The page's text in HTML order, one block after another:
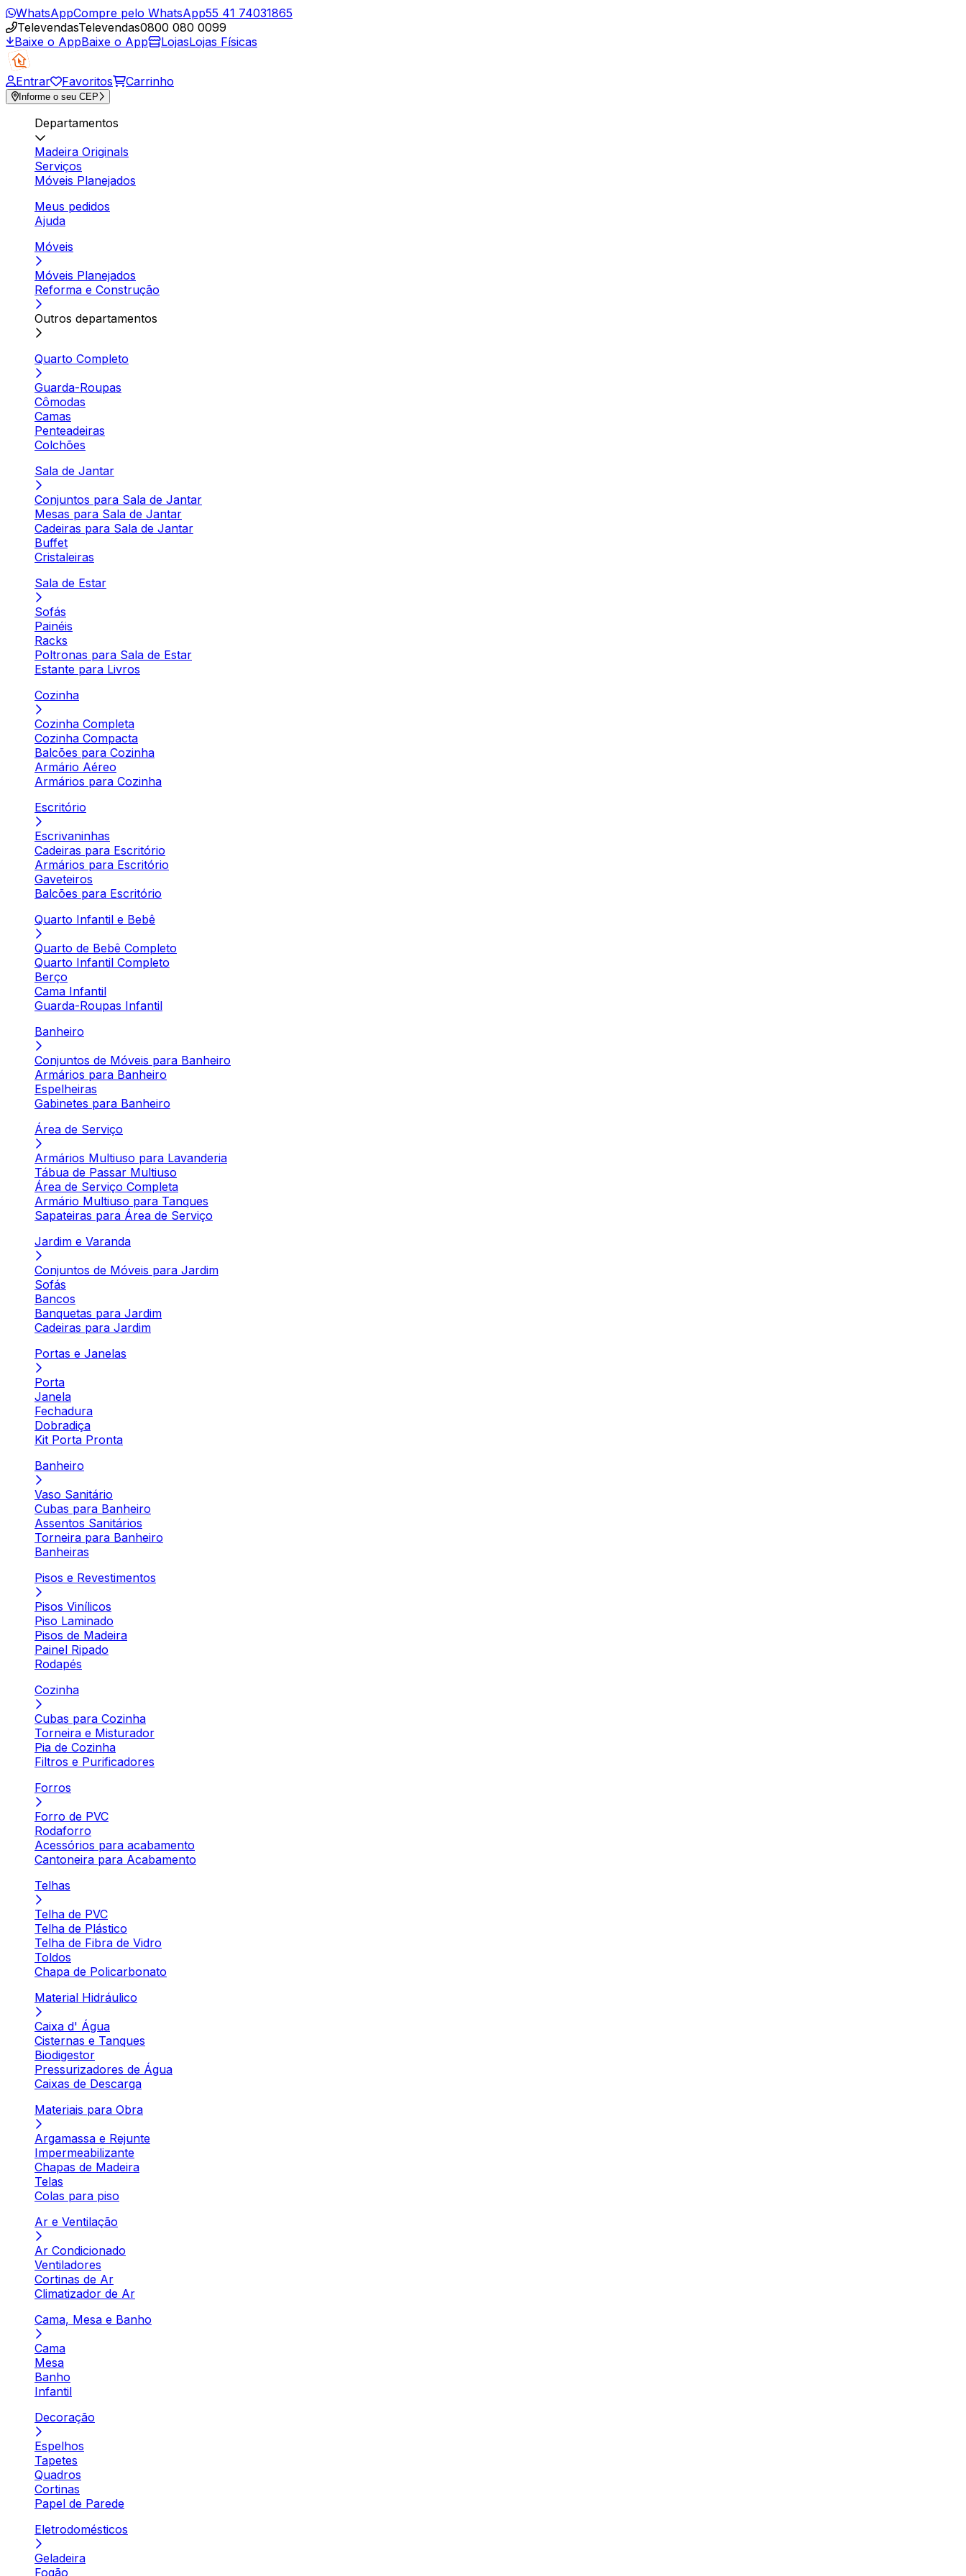
WhatsAppCompre pelo WhatsApp55 41 74031865
TelevendasTelevendas0800 080 0099
Baixe o AppBaixe o App LojasLojas Físicas
Entrar Favoritos Carrinho
Informe o seu CEP
Departamentos
Madeira Originals
Serviços
Móveis Planejados
Meus pedidos
Ajuda
Móveis
Móveis Planejados
Reforma e Construção
Outros departamentos
Quarto Completo
Guarda-Roupas
Cômodas
Camas
Penteadeiras
Colchões
Sala de Jantar
Conjuntos para Sala de Jantar
Mesas para Sala de Jantar
Cadeiras para Sala de Jantar
Buffet
Cristaleiras
Sala de Estar
Sofás
Painéis
Racks
Poltronas para Sala de Estar
Estante para Livros
Cozinha
Cozinha Completa
Cozinha Compacta
Balcões para Cozinha
Armário Aéreo
Armários para Cozinha
Escritório
Escrivaninhas
Cadeiras para Escritório
Armários para Escritório
Gaveteiros
Balcões para Escritório
Quarto Infantil e Bebê
Quarto de Bebê Completo
Quarto Infantil Completo
Berço
Cama Infantil
Guarda-Roupas Infantil
Banheiro
Conjuntos de Móveis para Banheiro
Armários para Banheiro
Espelheiras
Gabinetes para Banheiro
Área de Serviço
Armários Multiuso para Lavanderia
Tábua de Passar Multiuso
Área de Serviço Completa
Armário Multiuso para Tanques
Sapateiras para Área de Serviço
Jardim e Varanda
Conjuntos de Móveis para Jardim
Sofás
Bancos
Banquetas para Jardim
Cadeiras para Jardim
Portas e Janelas
Porta
Janela
Fechadura
Dobradiça
Kit Porta Pronta
Banheiro
Vaso Sanitário
Cubas para Banheiro
Assentos Sanitários
Torneira para Banheiro
Banheiras
Pisos e Revestimentos
Pisos Vinílicos
Piso Laminado
Pisos de Madeira
Painel Ripado
Rodapés
Cozinha
Cubas para Cozinha
Torneira e Misturador
Pia de Cozinha
Filtros e Purificadores
Forros
Forro de PVC
Rodaforro
Acessórios para acabamento
Cantoneira para Acabamento
Telhas
Telha de PVC
Telha de Plástico
Telha de Fibra de Vidro
Toldos
Chapa de Policarbonato
Material Hidráulico
Caixa d' Água
Cisternas e Tanques
Biodigestor
Pressurizadores de Água
Caixas de Descarga
Materiais para Obra
Argamassa e Rejunte
Impermeabilizante
Chapas de Madeira
Telas
Colas para piso
Ar e Ventilação
Ar Condicionado
Ventiladores
Cortinas de Ar
Climatizador de Ar
Cama, Mesa e Banho
Cama
Mesa
Banho
Infantil
Decoração
Espelhos
Tapetes
Quadros
Cortinas
Papel de Parede
Eletrodomésticos
Geladeira
Fogão